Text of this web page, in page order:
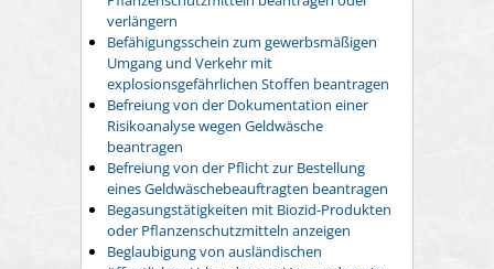
verlängern
Befähigungsschein zum gewerbsmäßigen
Umgang und Verkehr mit
explosionsgefährlichen Stoffen beantragen
Befreiung von der Dokumentation einer
Risikoanalyse wegen Geldwäsche
beantragen
Befreiung von der Pflicht zur Bestellung
eines Geldwäschebeauftragten beantragen
Begasungstätigkeiten mit Biozid-Produkten
oder Pflanzenschutzmitteln anzeigen
Beglaubigung von ausländischen